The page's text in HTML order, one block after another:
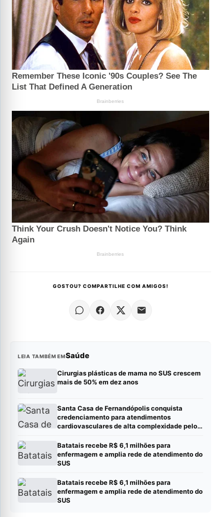
GOSTOU? COMPARTILHE COM AMIGOS!
LEIA TAMBÉM EMSaúde
Cirurgias plásticas de mama no SUS crescem
mais de 50% em dez anos
Santa Casa de Fernandópolis conquista
credenciamento para atendimentos
cardiovasculares de alta complexidade pelo
Batatais recebe R$ 6,1 milhões para
enfermagem e amplia rede de atendimento do
SUS
Batatais recebe R$ 6,1 milhões para
enfermagem e amplia rede de atendimento do
SUS